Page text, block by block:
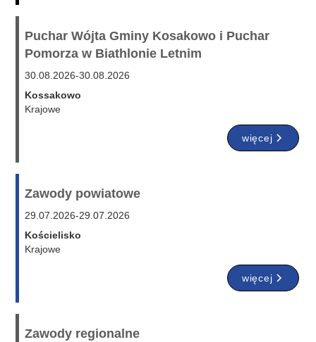
Puchar Wójta Gminy Kosakowo i Puchar
Pomorza w Biathlonie Letnim
30.08.2026-30.08.2026
Kossakowo
Krajowe
więcej
Zawody powiatowe
29.07.2026-29.07.2026
Kościelisko
Krajowe
więcej
Zawody regionalne